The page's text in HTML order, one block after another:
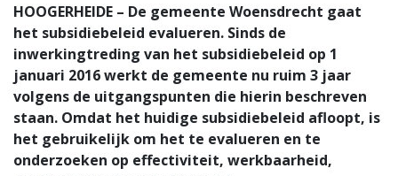
HOOGERHEIDE – De gemeente Woensdrecht gaat
het subsidiebeleid evalueren. Sinds de
inwerkingtreding van het subsidiebeleid op 1
januari 2016 werkt de gemeente nu ruim 3 jaar
volgens de uitgangspunten die hierin beschreven
staan. Omdat het huidige subsidiebeleid afloopt, is
het gebruikelijk om het te evalueren en te
onderzoeken op effectiviteit, werkbaarheid,